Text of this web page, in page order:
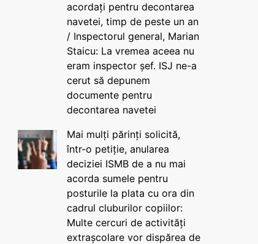
acordați pentru decontarea
navetei, timp de peste un an
/ Inspectorul general, Marian
Staicu: La vremea aceea nu
eram inspector șef. ISJ ne-a
cerut să depunem
documente pentru
decontarea navetei
Mai mulți părinți solicită,
într-o petiție, anularea
deciziei ISMB de a nu mai
acorda sumele pentru
posturile la plata cu ora din
cadrul cluburilor copiilor:
Multe cercuri de activități
extrașcolare vor dispărea de